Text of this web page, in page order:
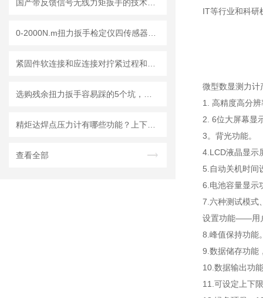
查看全部
IT等行业和科研
微型数显测力计
1. 高精度高分辨
2. 6位大屏幕显
3。背光功能。
4.LCD液晶显示
5.自动关机时间
6.电池容量显示
7.六种测试模式
设置功能——用
8.峰值保持功能
9.数据储存功能
10.数据输出功
11.可设定上下